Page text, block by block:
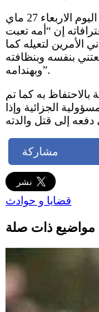
وحسب ما ورد في صحيفة الصباح الصادرة اليوم الاربعاء 27 ماي
إن “أمه تعبت
الأمرين لتعيله كما
بنفسه وبنظافته
وبهندامه”.
بالاحتفاظ به كما تم
الجزائية وإذا
مشاركة
قضايا و حوادث
مواضيع ذات صلة